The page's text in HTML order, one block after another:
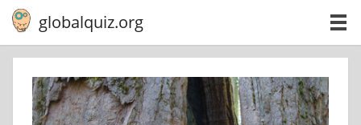
globalquiz.org